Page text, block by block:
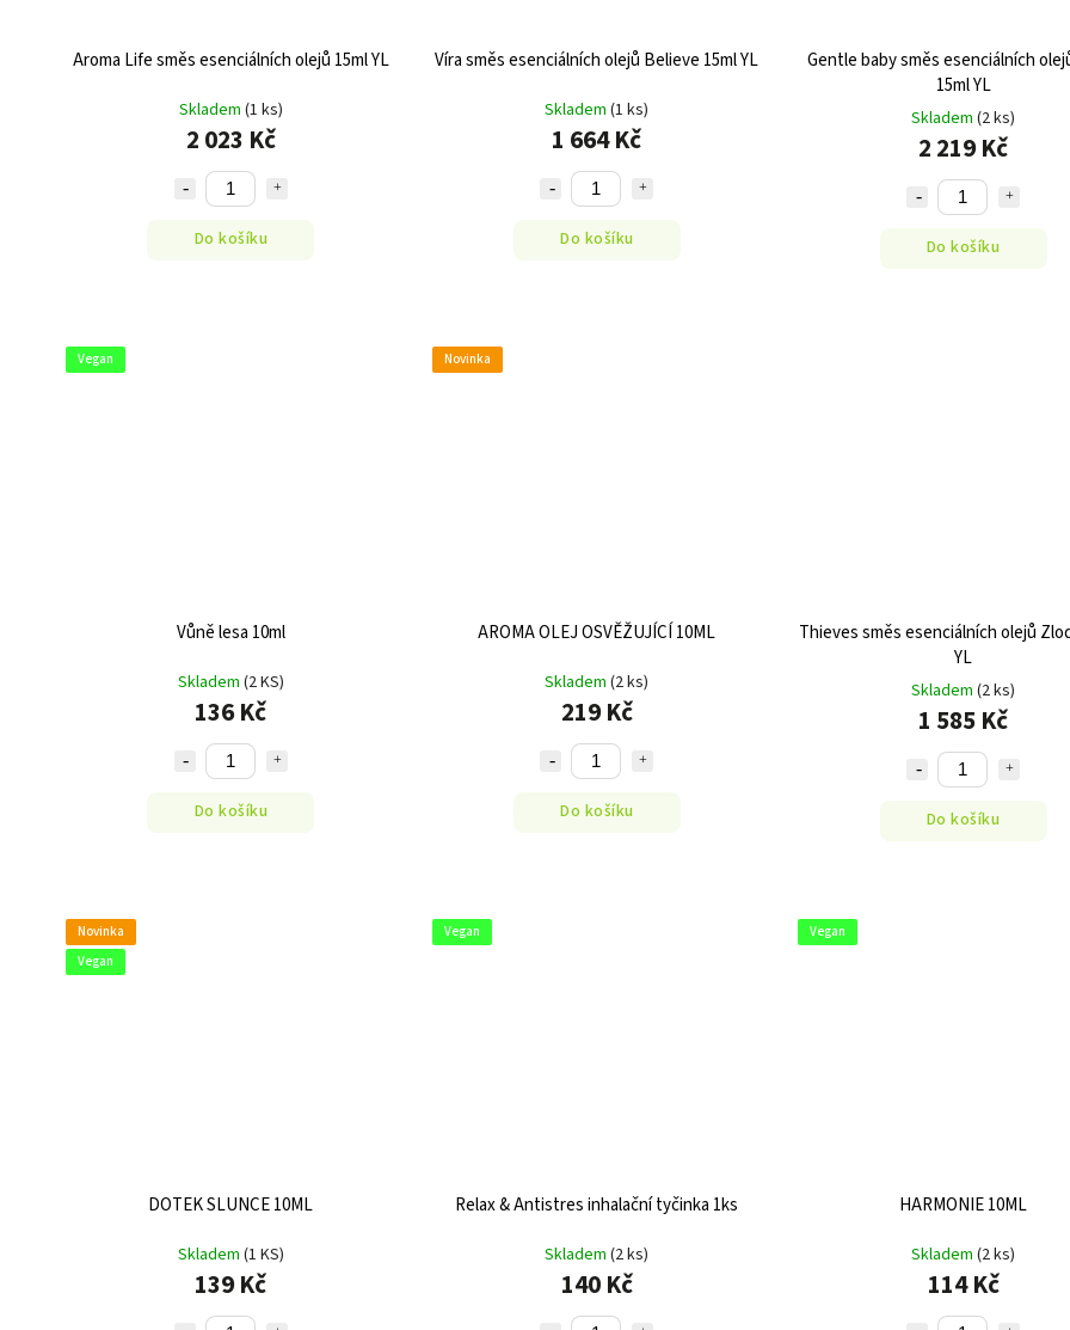
Aroma Life směs esenciálních olejů 15ml YL
Skladem (1 ks)
2 023 Kč
Do košíku
Víra směs esenciálních olejů Believe 15ml YL
Skladem(1 ks)
1 664 Kč
Do košíku
Gentle baby směs esenciálních
15ml YL
Skladem(2 ks)
2 219 Kč
Do košíku
Vegan
Vůně lesa 10ml
Skladem (2 KS)
136 Kč
Do košíku
Novinka
AROMA OLEJ OSVĚŽUJÍCÍ 10ML
Skladem(2 ks)
219 Kč
Do košíku
Thieves směs esenciálních olejů
YL
Skladem(2 ks)
1 585 Kč
Do košíku
Novinka
Vegan
DOTEK SLUNCE 10ML
Skladem (1 KS)
139 Kč
Vegan
Relax & Antistres inhalační tyčinka 1ks
Skladem(2 ks)
140 Kč
Vegan
HARMONIE 10ML
Skladem(2 ks)
114 Kč